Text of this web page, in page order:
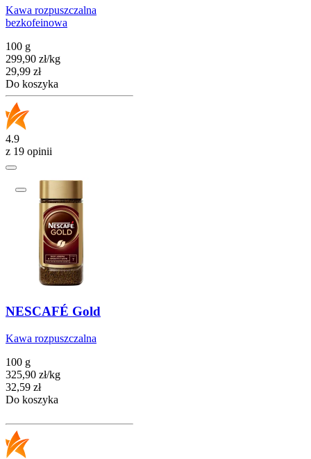
Kawa rozpuszczalna
bezkofeinowa
100 g
299,90 zł/kg
Cena
29,99 zł
Do koszyka
4.9
z 19 opinii
NESCAFÉ Gold
Kawa rozpuszczalna
100 g
325,90 zł/kg
Cena
32,59 zł
Do koszyka